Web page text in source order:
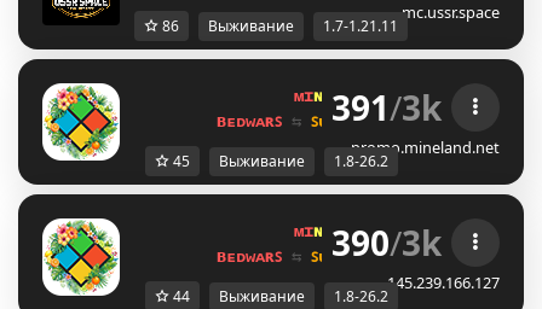
mc.ussr.space
86 Выживание 1.7-1.21.11
ᴍɪɴᴇ ʟᴀɴᴅ ɴᴇᴛᴡᴏʀᴋ ☀
ʙᴇᴅᴡᴀʀꜱ ⇆ ꜱᴜʀᴠɪᴠᴀʟ ꜱᴍᴘ ⇆ ꜱᴋʏʙʟᴏᴄᴋ
391/3k
promo.mineland.net
45 Выживание 1.8-26.2
ᴍɪɴᴇ ʟᴀɴᴅ ɴᴇᴛᴡᴏʀᴋ ☀
ʙᴇᴅᴡᴀʀꜱ ⇆ ꜱᴜʀᴠɪᴠᴀʟ ꜱᴍᴘ ⇆ ꜱᴋʏʙʟᴏᴄᴋ
390/3k
145.239.166.127
44 Выживание 1.8-26.2